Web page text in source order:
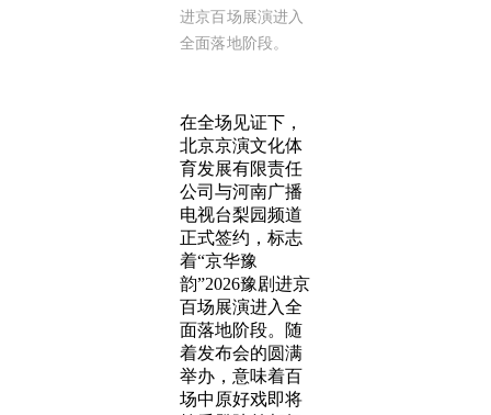
进京百场展演进入
全面落地阶段。
在全场见证下，
北京京演文化体
育发展有限责任
公司与河南广播
电视台梨园频道
正式签约，标志
着“京华豫
韵”2026豫剧进京
百场展演进入全
面落地阶段。随
着发布会的圆满
举办，意味着百
场中原好戏即将